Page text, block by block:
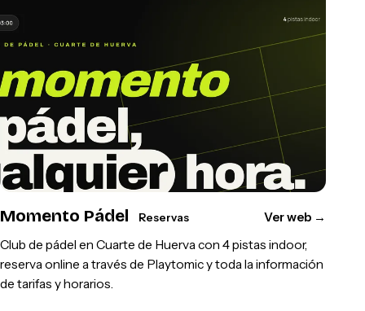
Momento Pádel Reservas Ver web →
Club de pádel en Cuarte de Huerva con 4 pistas indoor,
reserva online a través de Playtomic y toda la información
de tarifas y horarios.